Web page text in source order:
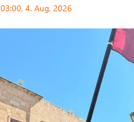
03:00, 4. Aug, 2026